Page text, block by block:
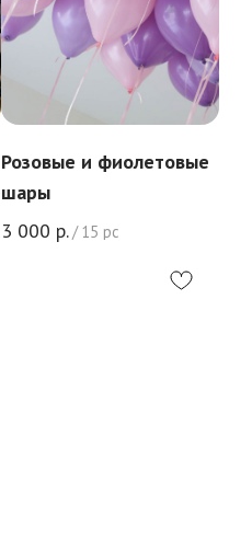
Розовые и фиолетовые
шары
3 000 р./ 15 pc